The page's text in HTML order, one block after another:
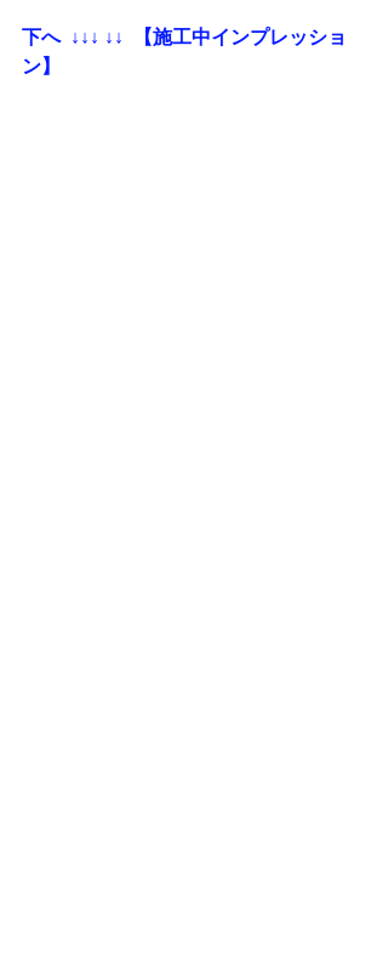
下へ  ↓↓↓ ↓↓  【施工中インプレッショ
ン】